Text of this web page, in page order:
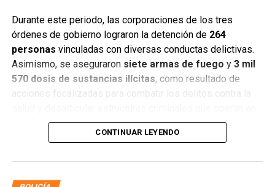
Durante este periodo, las corporaciones de los tres
órdenes de gobierno lograron la detención de 264
personas vinculadas con diversas conductas delictivas.
Asimismo, se aseguraron siete armas de fuego y 3 mil
570 dosis de sustancias ilícitas, como resultado de
acciones focalizadas para combatir los delitos contra la
distintos municipios.
CONTINUAR LEYENDO